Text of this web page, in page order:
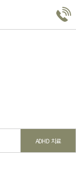
ADHD 치료